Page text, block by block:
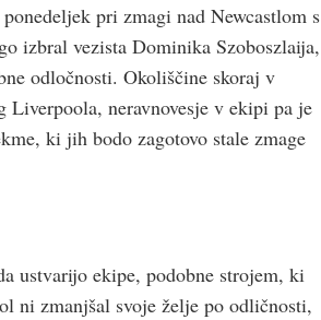
pri zmagi nad Newcastlom s
izbral vezista Dominika Szoboszlaija,
odločnosti. Okoliščine skoraj v
neravnovesje v ekipi pa je
ki jih bodo zagotovo stale zmage
ustvarijo ekipe, podobne strojem, ki
ni zmanjšal svoje želje po odličnosti,